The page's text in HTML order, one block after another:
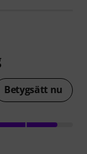
Betygsätt nu